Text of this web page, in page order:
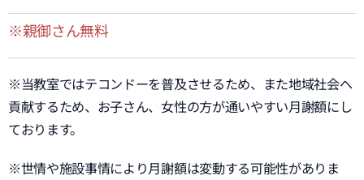
※親御さん無料
※当教室ではテコンドーを普及させるため、また地域社会へ
貢献するため、お子さん、女性の方が通いやすい月謝額にし
ております。
※世情や施設事情により月謝額は変動する可能性がありま